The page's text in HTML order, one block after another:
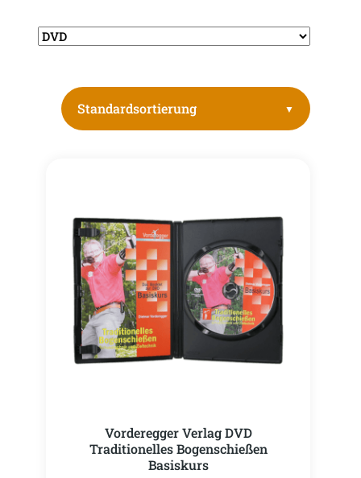
Vorderegger Verlag DVD
Traditionelles Bogenschießen
Basiskurs